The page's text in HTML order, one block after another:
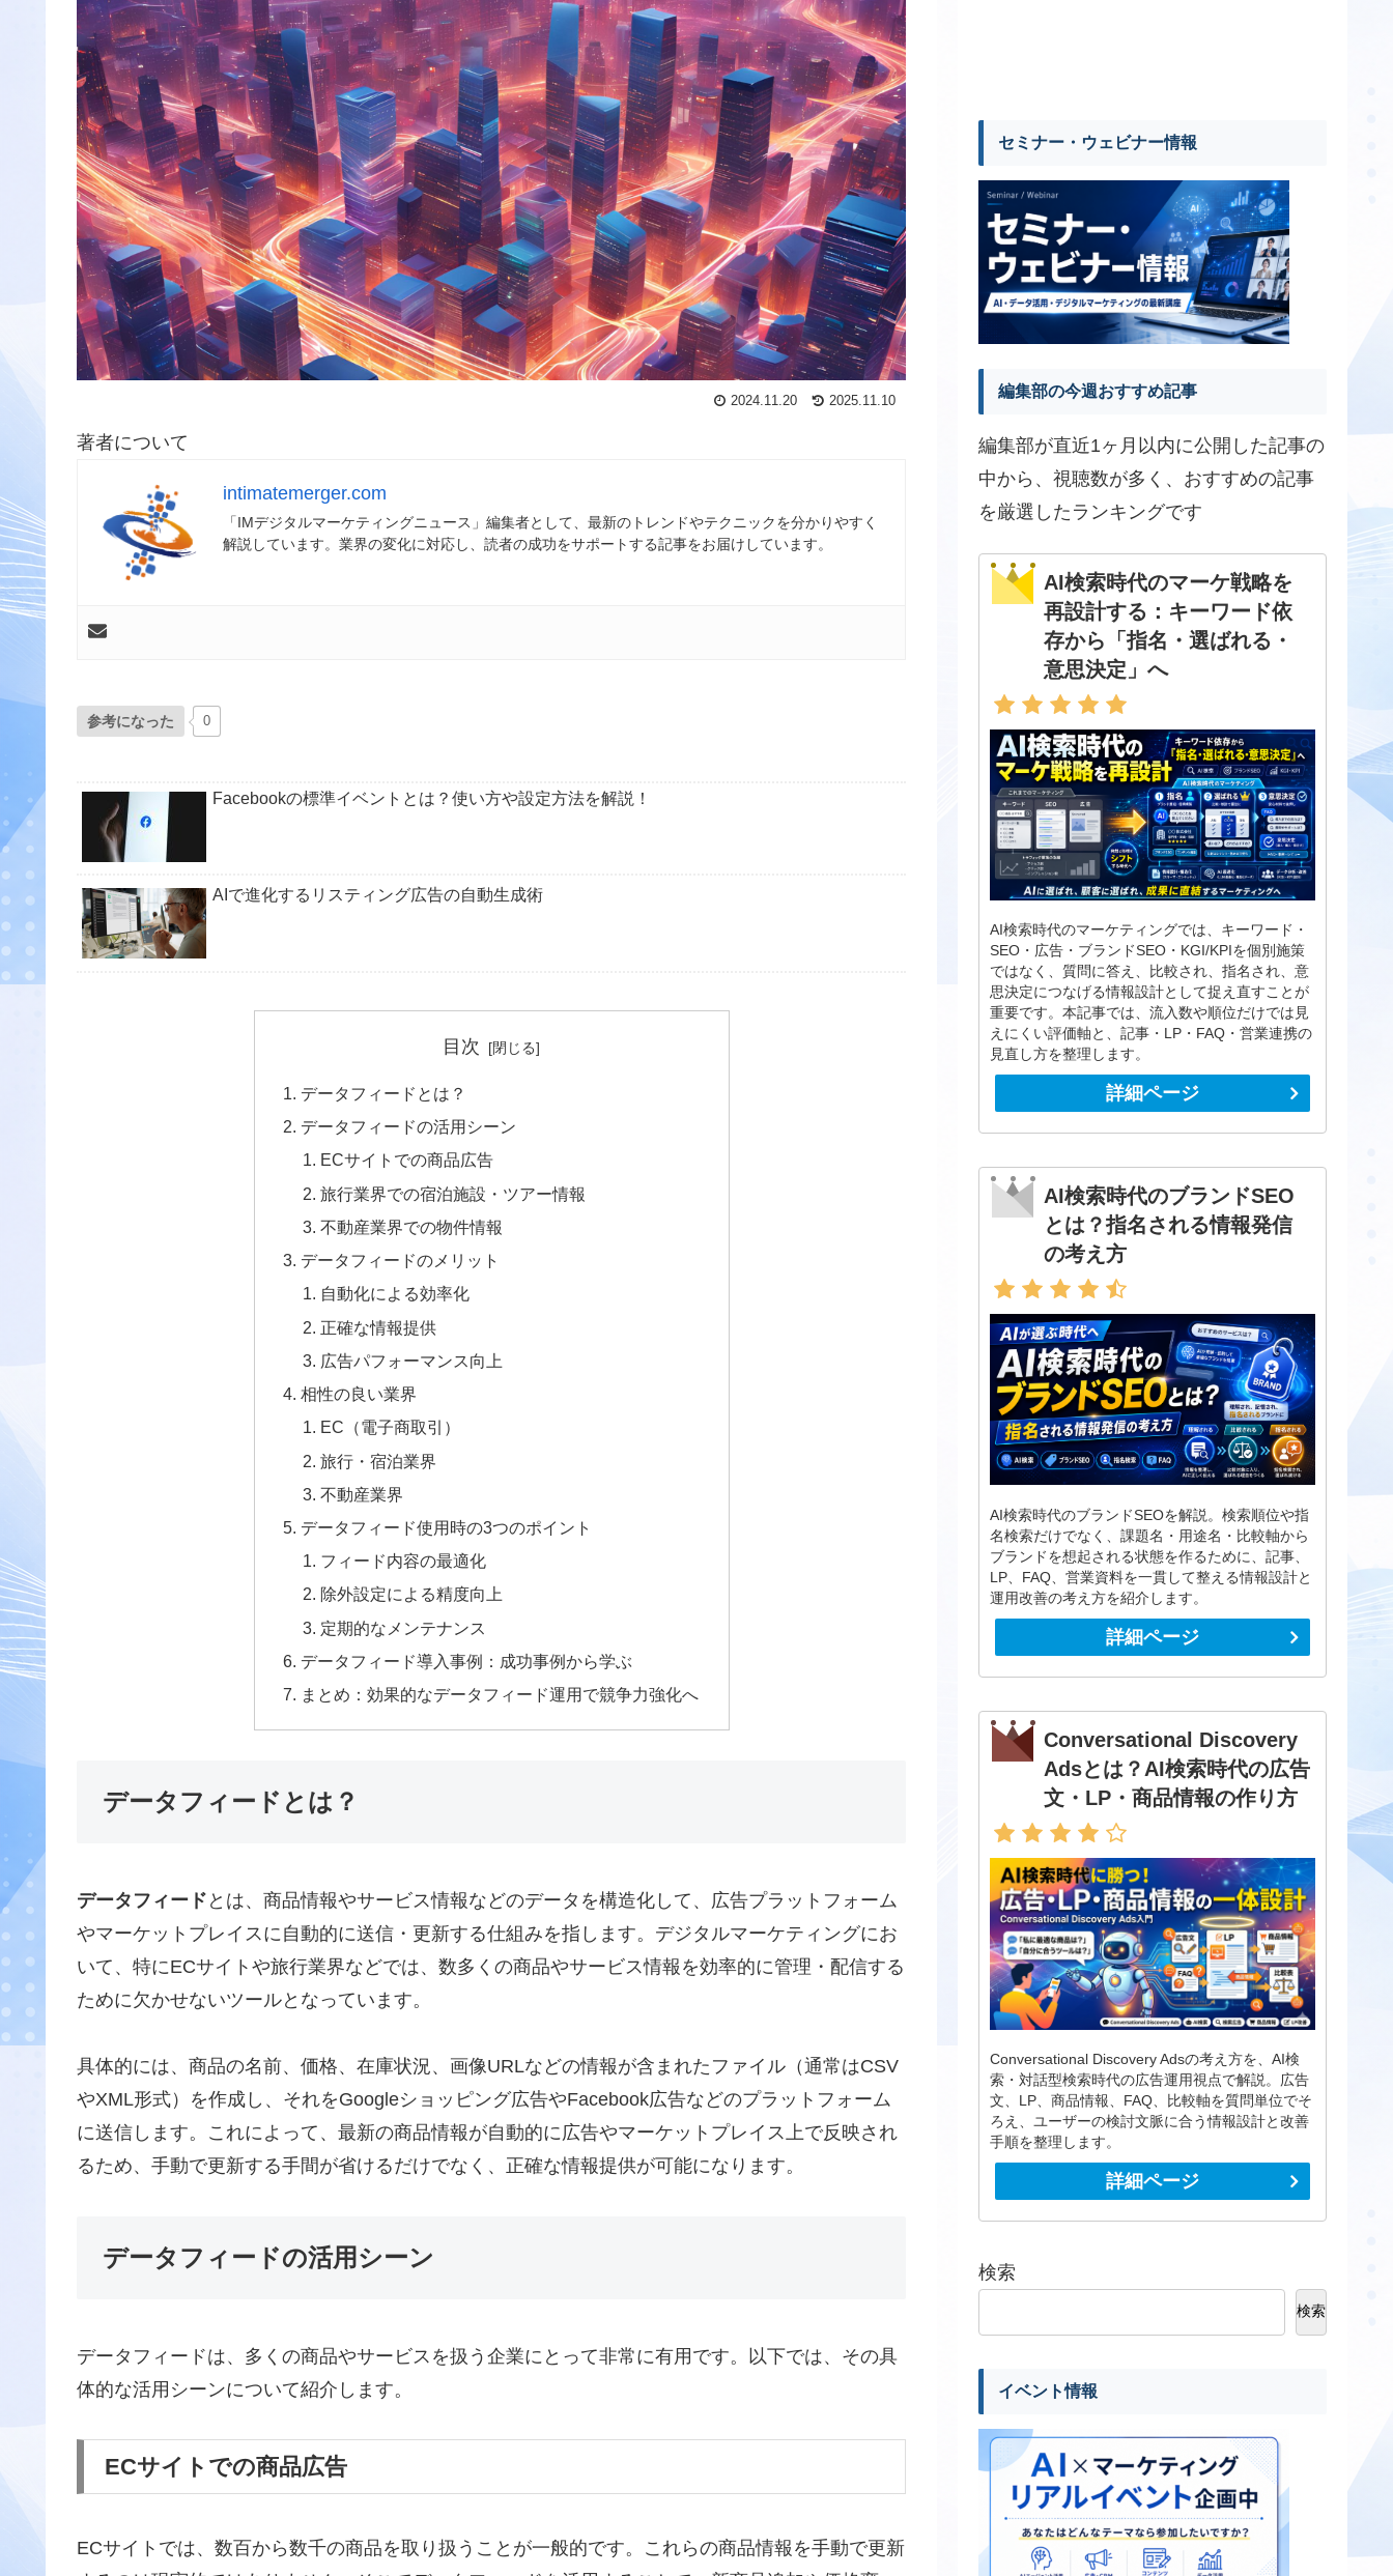
2024.11.20 2025.11.10
著者について
intimatemerger.com
「IMデジタルマーケティングニュース」編集者として、最新のトレンドやテクニックを分かりやすく
解説しています。業界の変化に対応し、読者の成功をサポートする記事をお届けしています。
参考になった 0
Facebookの標準イベントとは？使い方や設定方法を解説！
AIで進化するリスティング広告の自動生成術
目次
データフィードとは？
データフィードの活用シーン
ECサイトでの商品広告
旅行業界での宿泊施設・ツアー情報
不動産業界での物件情報
データフィードのメリット
自動化による効率化
正確な情報提供
広告パフォーマンス向上
相性の良い業界
EC（電子商取引）
旅行・宿泊業界
不動産業界
データフィード使用時の3つのポイント
フィード内容の最適化
除外設定による精度向上
定期的なメンテナンス
データフィード導入事例：成功事例から学ぶ
まとめ：効果的なデータフィード運用で競争力強化へ
データフィードとは？
データフィード とは、商品情報やサービス情報などのデータを構造化して、広告プラットフォーム
やマーケットプレイスに自動的に送信・更新する仕組みを指します。デジタルマーケティングにお
いて、特にECサイトや旅行業界などでは、数多くの商品やサービス情報を効率的に管理・配信する
ために欠かせないツールとなっています。
具体的には、商品の名前、価格、在庫状況、画像URLなどの情報が含まれたファイル（通常はCSV
やXML形式）を作成し、それをGoogleショッピング広告やFacebook広告などのプラットフォーム
に送信します。これによって、最新の商品情報が自動的に広告やマーケットプレイス上で反映され
るため、手動で更新する手間が省けるだけでなく、正確な情報提供が可能になります。
データフィードの活用シーン
データフィードは、多くの商品やサービスを扱う企業にとって非常に有用です。以下では、その具
体的な活用シーンについて紹介します。
ECサイトでの商品広告
ECサイトでは、数百から数千の商品を取り扱うことが一般的です。これらの商品情報を手動で更新
セミナー・ウェビナー情報
編集部の今週おすすめ記事
編集部が直近1ヶ月以内に公開した記事の
中から、視聴数が多く、おすすめの記事
を厳選したランキングです
AI検索時代のマーケ戦略を
再設計する：キーワード依
存から「指名・選ばれる・
意思決定」へ
AI検索時代のマーケティングでは、キーワード・
SEO・広告・ブランドSEO・KGI/KPIを個別施策
ではなく、質問に答え、比較され、指名され、意
思決定につなげる情報設計として捉え直すことが
重要です。本記事では、流入数や順位だけでは見
えにくい評価軸と、記事・LP・FAQ・営業連携の
見直し方を整理します。
詳細ページ
AI検索時代のブランドSEO
とは？指名される情報発信
の考え方
AI検索時代のブランドSEOを解説。検索順位や指
名検索だけでなく、課題名・用途名・比較軸から
ブランドを想起される状態を作るために、記事、
LP、FAQ、営業資料を一貫して整える情報設計と
運用改善の考え方を紹介します。
詳細ページ
Conversational Discovery
Adsとは？AI検索時代の広告
文・LP・商品情報の作り方
Conversational Discovery Adsの考え方を、AI検
索・対話型検索時代の広告運用視点で解説。広告
文、LP、商品情報、FAQ、比較軸を質問単位でそ
ろえ、ユーザーの検討文脈に合う情報設計と改善
手順を整理します。
詳細ページ
検索
検索
イベント情報